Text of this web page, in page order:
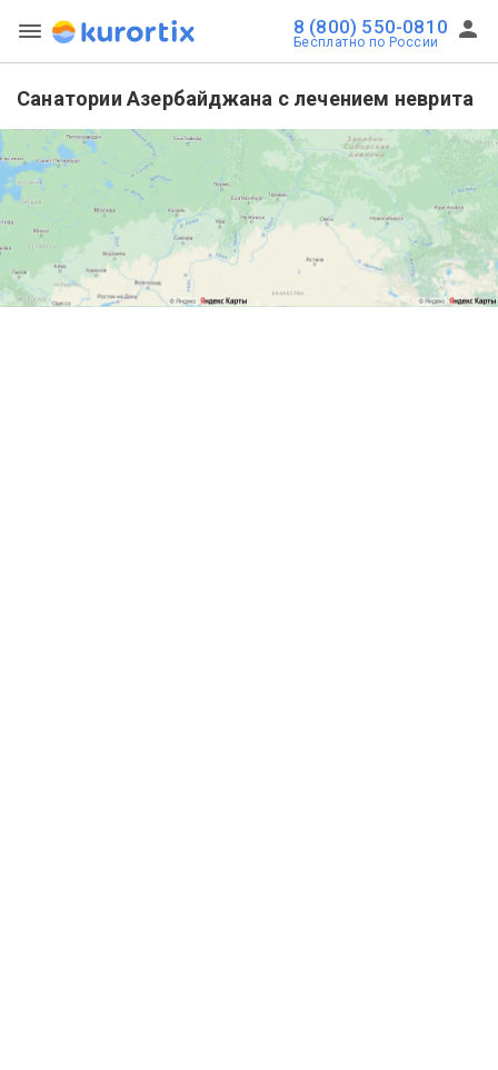
8 (800) 550-0810
Бесплатно по России
Санатории Азербайджана с лечением неврита